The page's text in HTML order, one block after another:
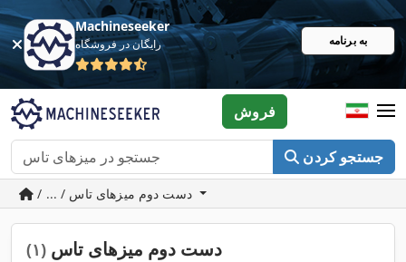
Machineseeker
رایگان در فروشگاه به برنامه
جستجو کردن
فروش
/ ... / دست دوم میزهای تاس
دست دوم میزهای تاس (۱)